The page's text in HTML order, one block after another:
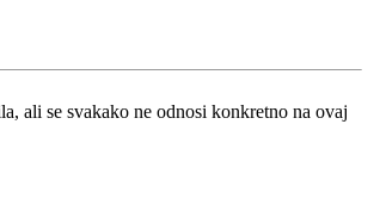
ali se svakako ne odnosi konkretno na ovaj